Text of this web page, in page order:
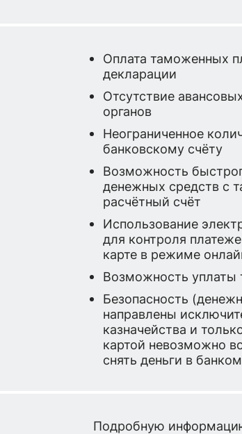
Оплата таможенных
декларации
Отсутствие
органов
Неограниченное
банковскому счёту
Возможность
денежных средств с
расчётный счёт
Использование
для контроля
карте в режиме
Возможность
Безопасность
направлены
казначейства и
картой невозможно
снять деньги в
Подробную